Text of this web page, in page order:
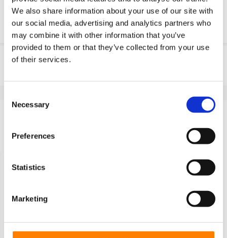
We also share information about your use of our site with
our social media, advertising and analytics partners who
may combine it with other information that you’ve
provided to them or that they’ve collected from your use
of their services.
Selection
Necessary
Preferences
Statistics
Marketing
Resistencia quimica
Informação do produto
Especificações
Recentemente visto